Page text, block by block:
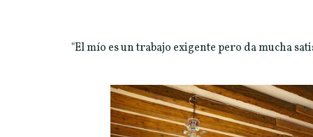
"El mío es un trabajo exigente pero da mucha